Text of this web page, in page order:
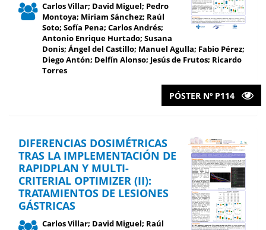
Carlos Villar; David Miguel; Pedro
Montoya; Miriam Sánchez; Raúl
Soto; Sofía Pena; Carlos Andrés;
Antonio Enrique Hurtado; Susana
Donis; Ángel del Castillo; Manuel Agulla; Fabio Pérez;
Diego Antón; Delfín Alonso; Jesús de Frutos; Ricardo
Torres
PÓSTER Nº P114
DIFERENCIAS DOSIMÉTRICAS
TRAS LA IMPLEMENTACIÓN DE
RAPIDPLAN Y MULTI-
CRITERIAL OPTIMIZER (II):
TRATAMIENTOS DE LESIONES
GÁSTRICAS
Carlos Villar; David Miguel; Raúl